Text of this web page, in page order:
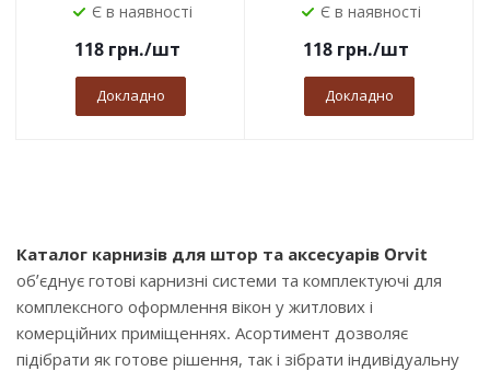
Є в наявності
118грн./шт
Докладно
Є в наявності
118грн./шт
Докладно
Каталог карнизів для штор та аксесуарів Orvit
об’єднує готові карнизні системи та комплектуючі для
комплексного оформлення вікон у житлових і
комерційних приміщеннях. Асортимент дозволяє
підібрати як готове рішення, так і зібрати індивідуальну